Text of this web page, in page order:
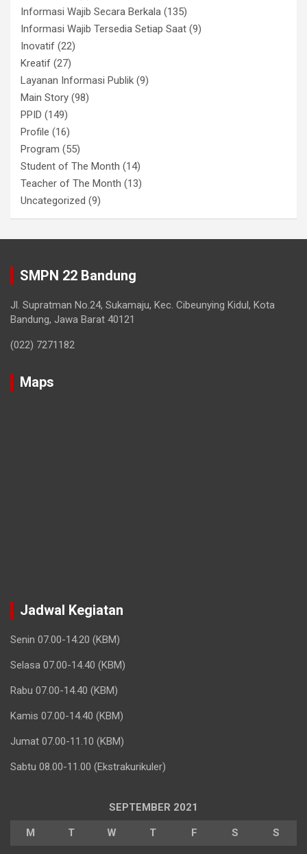
Informasi Wajib Secara Berkala (135)
Informasi Wajib Tersedia Setiap Saat (9)
Inovatif (22)
Kreatif (27)
Layanan Informasi Publik (9)
Main Story (98)
PPID (149)
Profile (16)
Program (55)
Student of The Month (14)
Teacher of The Month (13)
Uncategorized (9)
SMPN 22 Bandung
Jl. Supratman No.24, Sukamaju, Kec. Cibeunying Kidul, Kota
Bandung, Jawa Barat 40121
(022) 7271182
Maps
Jadwal Kegiatan
Senin 07.00-14.20 (KBM)
Selasa 07.00-14.40 (KBM)
Rabu 07.00-14.40 (KBM)
Kamis 07.00-14.40 (KBM)
Jumat 07.00-11.10 (KBM)
Sabtu 08.00-11.00 (Ekstrakurikuler)
SEPTEMBER 2021
M T W T F S S